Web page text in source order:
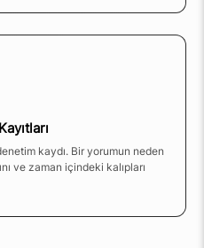
kaydı. Bir yorumun neden
ve zaman içindeki kalıpları